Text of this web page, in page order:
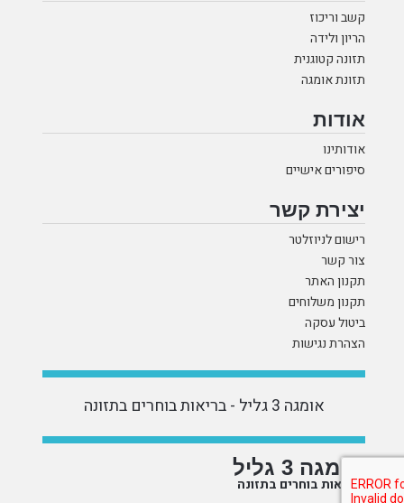
קשב וריכוז
הריון ולידה
תזונה קטוגנית
תזונת אומגה
אודות
אודותינו
סיפורים אישיים
יצירת קשר
רישום לניוזלטר
צור קשר
תקנון האתר
תקנון משלוחים
ביטול עסקה
הצהרת נגישות
אומגה 3 גליל - בריאות בוחרים בתזונה
אומגה 3 גליל
בריאות בוחרים בתזונה